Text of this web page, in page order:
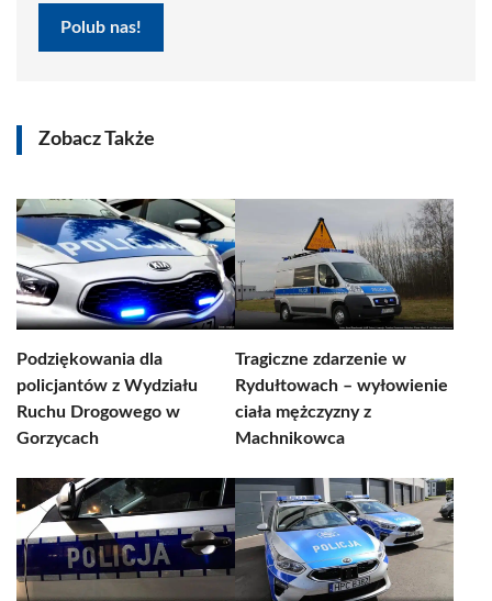
Polub nas!
Zobacz Także
Podziękowania dla
policjantów z Wydziału
Ruchu Drogowego w
Gorzycach
Tragiczne zdarzenie w
Rydułtowach – wyłowienie
ciała mężczyzny z
Machnikowca